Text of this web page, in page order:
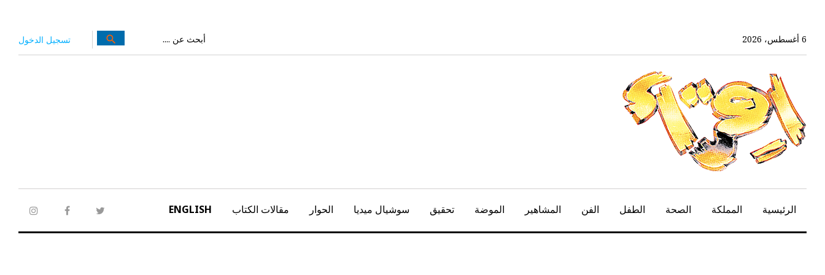
المحتوى
الرئيسي
6 أغسطس، 2026 تسجيل الدخول
عن:
search
twitter
facebook
الرئيسية المملكة الصحة الطفل الفن المشاهير الموضة تحقيق سوشيال ميديا الحوار مقالات الكتاب ENGLISH